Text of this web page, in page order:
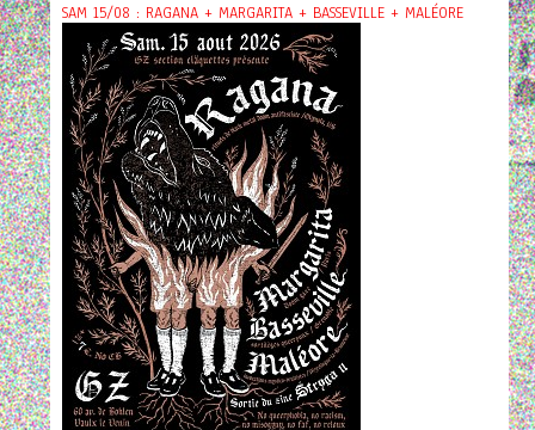
SAM 15/08 : RAGANA + MARGARITA + BASSEVILLE + MALÉORE